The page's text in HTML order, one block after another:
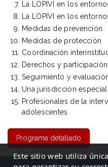
La LOPIVI en los
La LOPIVI en los
Medidas de prevención
Medidas de protección
Coordinación
Derechos y
Seguimiento y
Una jurisdicción
Profesionales de la
adolescentes
Programa detallado
Este sitio web utiliza